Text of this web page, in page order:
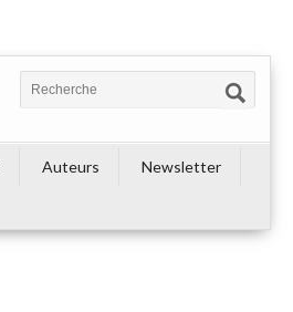
Auteurs
Newsletter